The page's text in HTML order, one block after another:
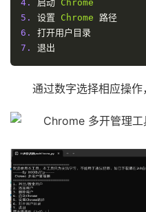
4.
启动 Chrome
5.
设置 Chrome
路径
6.
打开用户目录
7.
退出
通过数字选择相应操作